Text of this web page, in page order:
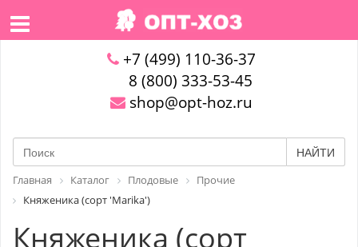
+7 (499) 110-36-37
8 (800) 333-53-45
shop@opt-hoz.ru
НАЙТИ
Главная Каталог Плодовые
Прочие
Княженика (сорт 'Marika')
Княженика (сорт